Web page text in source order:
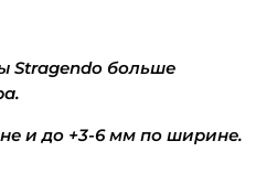
Stragendo больше
и до +3-6 мм по ширине.